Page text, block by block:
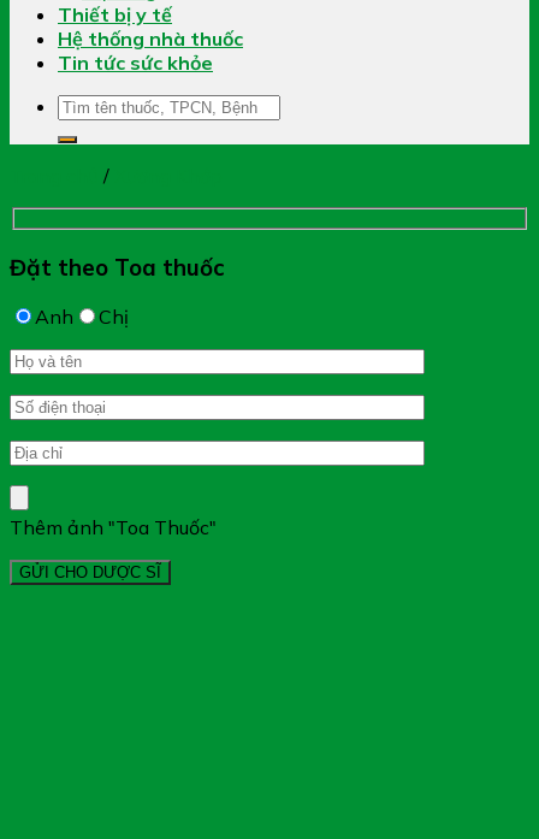
Thiết bị y tế
Hệ thống nhà thuốc
Tin tức sức khỏe
Tìm
kiếm:
/
Đặt theo Toa thuốc
Anh Chị
Thêm ảnh "Toa Thuốc"